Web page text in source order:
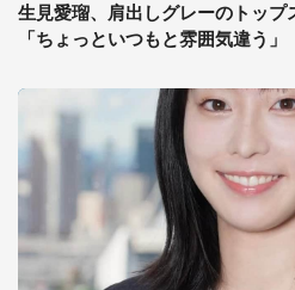
生見愛瑠、肩出しグレーのトップ
「ちょっといつもと雰囲気違う」